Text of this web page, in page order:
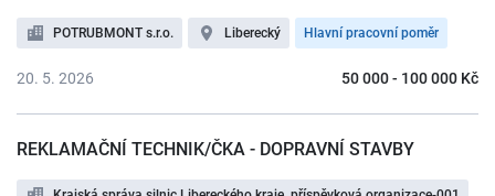
POTRUBMONT s.r.o. Liberecký Hlavní pracovní poměr
50 000 - 100 000 Kč
20. 5. 2026
REKLAMAČNÍ TECHNIK/ČKA - DOPRAVNÍ STAVBY